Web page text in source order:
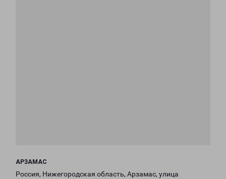
АРЗАМАС
Россия, Нижегородская область, Арзамас, улица